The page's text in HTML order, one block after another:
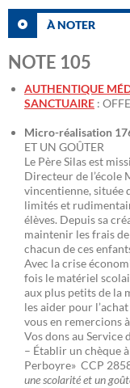
À NOTER
NOTE 105
AUTHENTIQUE
SANCTUAIRE :
Micro-réalisation
ET UN GOÛTER
Le Père Silas est
Directeur de l’école
vincentienne, située
limités et
élèves. Depuis sa
maintenir les frais
chacun de ces
Avec la crise
fois le matériel
aux plus petits de la
les aider pour
vous en remercions à
Vos dons au Service
– Établir un chèque
Perboyre» CCP
une scolarité et un